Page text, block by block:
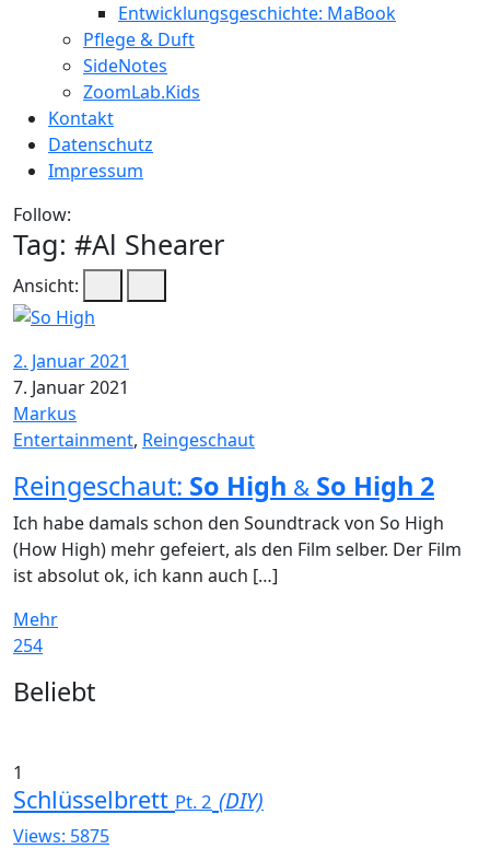
Entwicklungsgeschichte: MaBook
Pflege & Duft
SideNotes
ZoomLab.Kids
Kontakt
Datenschutz
Impressum
Follow:
Tag: #Al Shearer
Ansicht:
2. Januar 2021
7. Januar 2021
Markus
Entertainment, Reingeschaut
Reingeschaut: So High & So High 2
Ich habe damals schon den Soundtrack von So High
(How High) mehr gefeiert, als den Film selber. Der Film
ist absolut ok, ich kann auch […]
Mehr
254
Widgets
Beliebt
1
Schlüsselbrett Pt. 2 (DIY)
Views: 5875